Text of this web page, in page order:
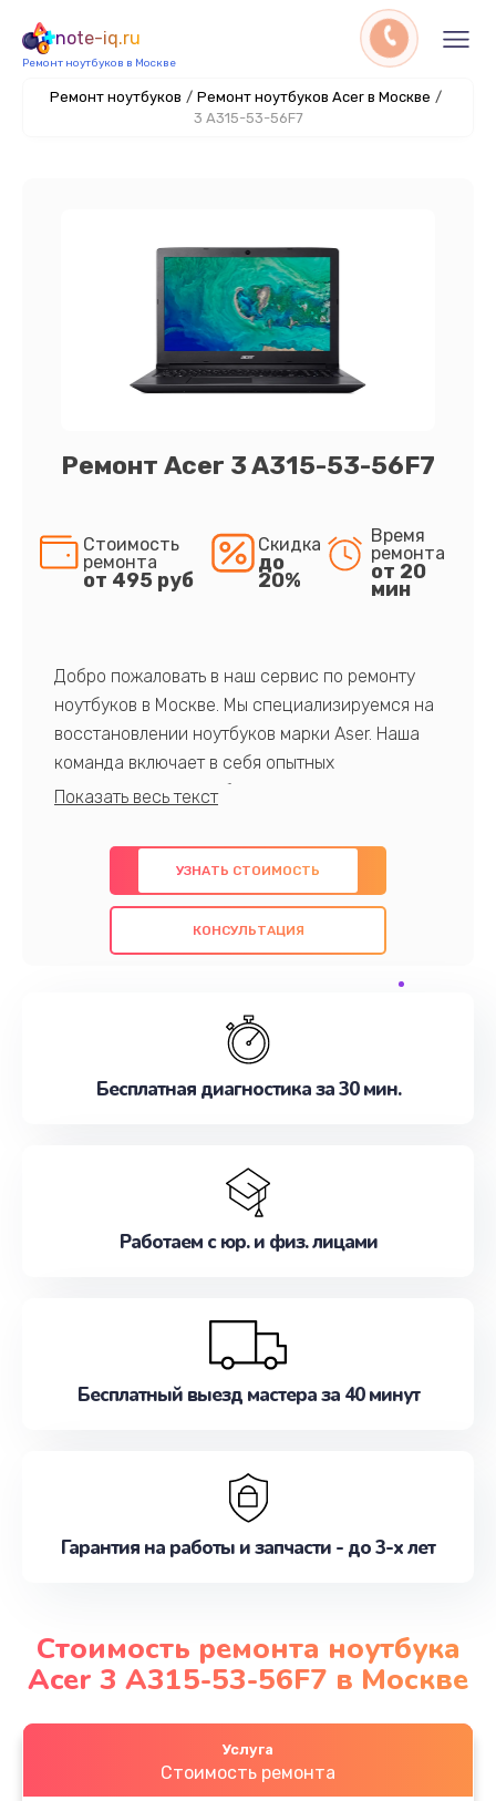
note-iq.ru
Ремонт ноутбуков в Москве
Ремонт ноутбуков / Ремонт ноутбуков Acer в Москве /
3 A315-53-56F7
Ремонт Acer 3 A315-53-56F7
Стоимость
ремонта
от 495 руб
Скидка
до
20%
Время
ремонта
от 20
мин
Добро пожаловать в наш сервис по ремонту
ноутбуков в Москве. Мы специализируемся на
восстановлении ноутбуков марки Aser. Наша
команда включает в себя опытных
профессионалов с обширными знаниями и
предлагаем быстрый и качественный ремонт с
использованием оригинальных компонентов, а
также гарантируем качество всех
проведенных работ. Наша цель - предоставить
обслуживание, удовлетворяя их потребности
наилучшим образом. Не медлите записаться на
УЗНАТЬ СТОИМОСТЬ
КОНСУЛЬТАЦИЯ
Бесплатная диагностика за 30 мин.
Работаем с юр. и физ. лицами
Бесплатный выезд мастера за 40 минут
Гарантия на работы и запчасти - до 3-х лет
Стоимость ремонта ноутбука
Acer 3 A315-53-56F7 в Москве
Услуга
Стоимость ремонта